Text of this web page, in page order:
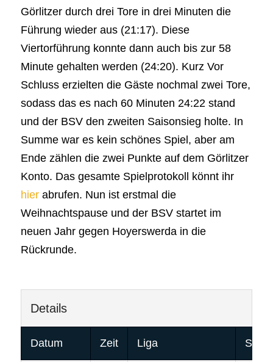
Görlitzer durch drei Tore in drei Minuten die
Führung wieder aus (21:17). Diese
Viertorführung konnte dann auch bis zur 58
Minute gehalten werden (24:20). Kurz Vor
Schluss erzielten die Gäste nochmal zwei Tore,
sodass das es nach 60 Minuten 24:22 stand
und der BSV den zweiten Saisonsieg holte. In
Summe war es kein schönes Spiel, aber am
Ende zählen die zwei Punkte auf dem Görlitzer
Konto. Das gesamte Spielprotokoll könnt ihr
hierabrufen. Nun ist erstmal die
Weihnachtspause und der BSV startet im
neuen Jahr gegen Hoyerswerda in die
Rückrunde.
Details
Datum Zeit Liga